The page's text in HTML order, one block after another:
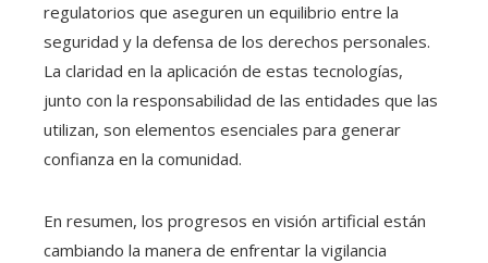
regulatorios que aseguren un equilibrio entre la
seguridad y la defensa de los derechos personales.
La claridad en la aplicación de estas tecnologías,
junto con la responsabilidad de las entidades que las
utilizan, son elementos esenciales para generar
confianza en la comunidad.
En resumen, los progresos en visión artificial están
cambiando la manera de enfrentar la vigilancia